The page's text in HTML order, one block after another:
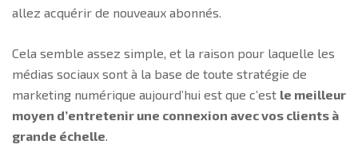
allez acquérir de nouveaux abonnés.
Cela semble assez simple, et la raison pour laquelle les
médias sociaux sont à la base de toute stratégie de
marketing numérique aujourd’hui est que c’est le meilleur
moyen d’entretenir une connexion avec vos clients à
grande échelle.